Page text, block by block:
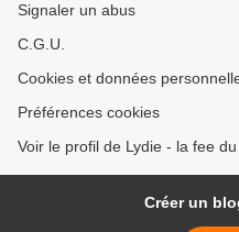
Signaler un abus
C.G.U.
Cookies et données
Préférences cookies
Voir le profil de Lydie - la fee
Créer un